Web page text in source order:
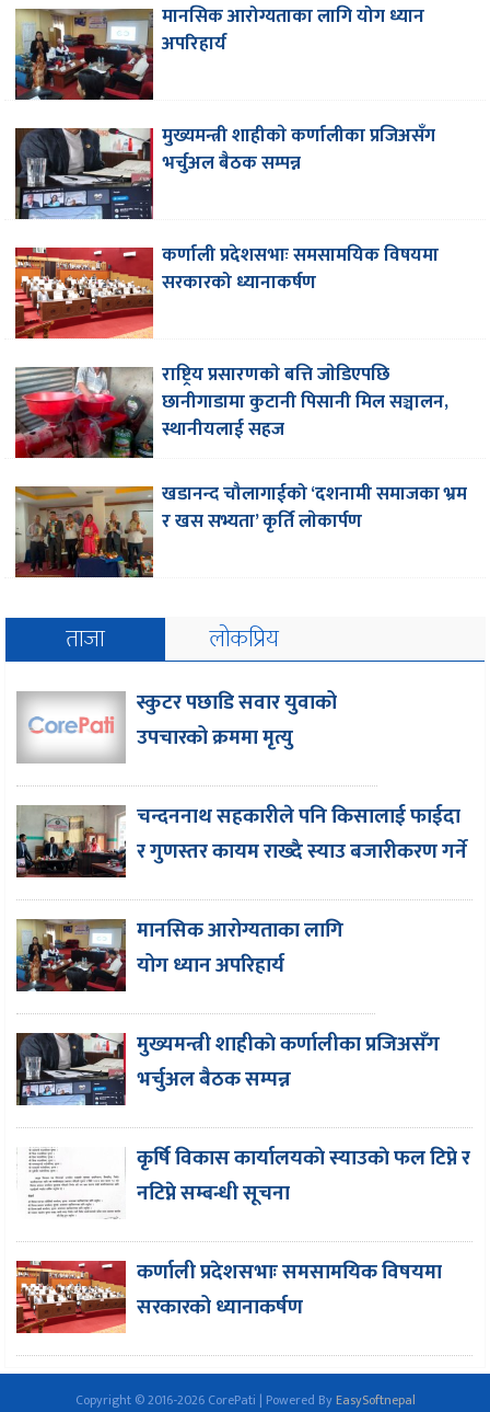
मानसिक आरोग्यताका लागि योग ध्यान
अपरिहार्य
मुख्यमन्त्री शाहीकाे कर्णालीका प्रजिअसँग
भर्चुअल बैठक सम्पन्न
कर्णाली प्रदेशसभाः समसामयिक विषयमा
सरकारको ध्यानाकर्षण
राष्ट्रिय प्रसारणकाे बत्ति जाेडिएपछि
छानीगाडामा कुटानी पिसानी मिल सञ्चालन,
स्थानीयलाई सहज
खडानन्द चौलागाईको ‘दशनामी समाजका भ्रम
र खस सभ्यता’ कृर्ति लाेकार्पण
ताजा लोकप्रिय
स्कुटर पछाडि सवार युवाको
उपचारको क्रममा मृत्यु
चन्दननाथ सहकारीले पनि किसालाई फाईदा
र गुणस्तर कायम राख्दै स्याउ बजारीकरण गर्ने
मानसिक आरोग्यताका लागि
योग ध्यान अपरिहार्य
मुख्यमन्त्री शाहीकाे कर्णालीका प्रजिअसँग
भर्चुअल बैठक सम्पन्न
कृर्षि विकास कार्यालयकाे स्याउकाे फल टिप्ने र
नटिप्ने सम्बन्धी सूचना
कर्णाली प्रदेशसभाः समसामयिक विषयमा
सरकारको ध्यानाकर्षण
Copyright © 2016-2026 CorePati | Powered By EasySoftnepal